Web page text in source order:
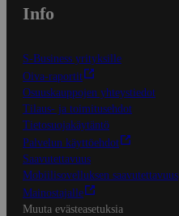
Info
S-Business yrityksille
Oiva-raportit
Osuuskauppojen yhteystiedot
Tilaus- ja toimitusehdot
Tietosuojakäytäntö
Palvelun käyttöehdot
Saavutettavuus
Mobiilisovelluksen saavutettavuus
Mainostajalle
Muuta evästeasetuksia